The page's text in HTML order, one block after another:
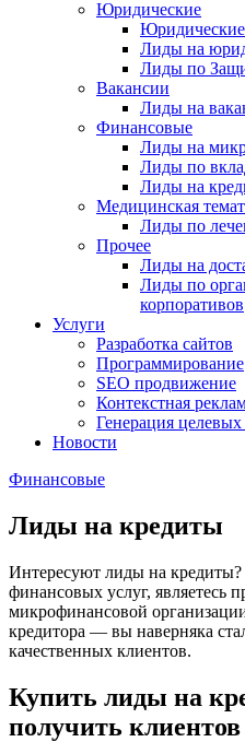
Юридические
Лиды на
Лиды по
Вакансии
Лиды на
Финансовые
Лиды на
Лиды по
Лиды на
Медицинская
Лиды по
Прочее
Лиды на
Лиды по
корпоративов
Услуги
Разработка сайтов
Программирование
SEO продвижение
Контекстная
Генерация
Новости
Финансовые
Лиды на кредиты
Интересуют лиды на кредиты?
финансовых услуг, являетесь
микрофинансовой
кредитора — вы наверняка
качественных клиентов.
Купить лиды на
получить